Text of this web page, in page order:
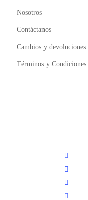
Nosotros
Contáctanos
Cambios y devoluciones
Términos y Condiciones
facebook
youtube
instagram
tiktok